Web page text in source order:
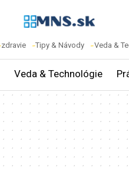
zdravie Tipy & Návody Veda &
Veda & Technológie